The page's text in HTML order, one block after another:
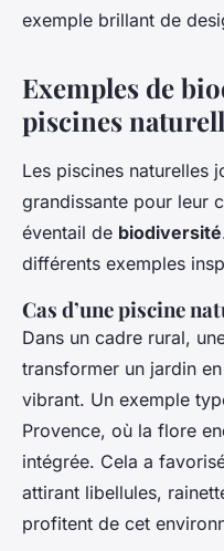
exemple brillant de
Exemples de
piscines
Les piscines naturelles
grandissante pour leur
éventail de biodiversité
différents exemples
Cas d’une piscine
Dans un cadre rural,
transformer un jardin
vibrant. Un exemple
Provence, où la flore
intégrée. Cela a
attirant libellules,
profitent de cet